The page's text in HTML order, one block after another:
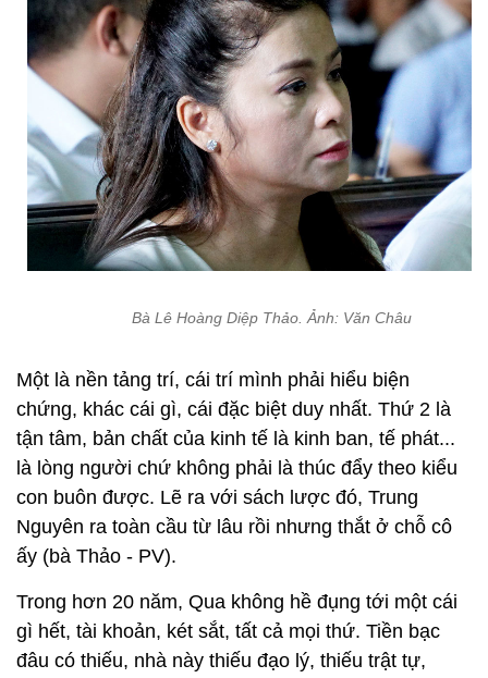
Bà Lê Hoàng Diệp Thảo. Ảnh: Văn Châu
Một là nền tảng trí, cái trí mình phải hiểu biện
chứng, khác cái gì, cái đặc biệt duy nhất. Thứ 2 là
tận tâm, bản chất của kinh tế là kinh ban, tế phát...
là lòng người chứ không phải là thúc đẩy theo kiểu
con buôn được. Lẽ ra với sách lược đó, Trung
Nguyên ra toàn cầu từ lâu rồi nhưng thắt ở chỗ cô
ấy (bà Thảo - PV).
Trong hơn 20 năm, Qua không hề đụng tới một cái
gì hết, tài khoản, két sắt, tất cả mọi thứ. Tiền bạc
đâu có thiếu, nhà này thiếu đạo lý, thiếu trật tự,